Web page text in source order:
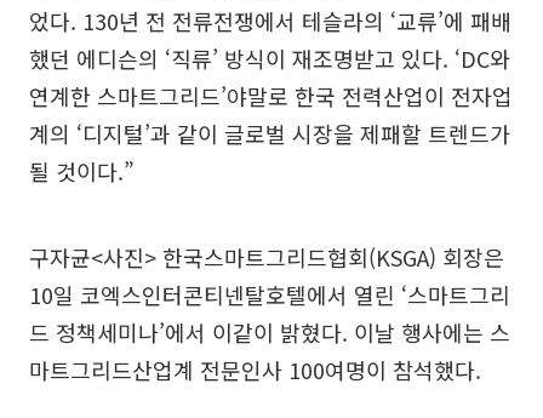
었다. 130년 전 전류전쟁에서 테슬라의 ‘교류’에 패배
했던 에디슨의 ‘직류’ 방식이 재조명받고 있다. ‘DC와
연계한 스마트그리드’야말로 한국 전력산업이 전자업
계의 ‘디지털’과 같이 글로벌 시장을 제패할 트렌드가
될 것이다.”
구자균<사진> 한국스마트그리드협회(KSGA) 회장은
10일 코엑스인터콘티넨탈호텔에서 열린 ‘스마트그리
드 정책세미나’에서 이같이 밝혔다. 이날 행사에는 스
마트그리드산업계 전문인사 100여명이 참석했다.